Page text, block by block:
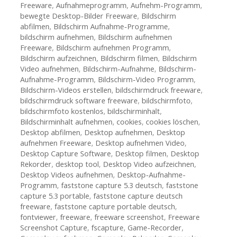
Freeware, Aufnahmeprogramm, Aufnehm-Programm,
bewegte Desktop-Bilder Freeware, Bildschirm
abfilmen, Bildschirm Aufnahme-Programme,
bildschirm aufnehmen, Bildschirm aufnehmen
Freeware, Bildschirm aufnehmen Programm,
Bildschirm aufzeichnen, Bildschirm filmen, Bildschirm
Video aufnehmen, Bildschirm-Aufnahme, Bildschirm-
Aufnahme-Programm, Bildschirm-Video Programm,
Bildschirm-Videos erstellen, bildschirmdruck freeware,
bildschirmdruck software freeware, bildschirmfoto,
bildschirmfoto kostenlos, bildschirminhalt,
Bildschirminhalt aufnehmen, cookies, cookies löschen,
Desktop abfilmen, Desktop aufnehmen, Desktop
aufnehmen Freeware, Desktop aufnehmen Video,
Desktop Capture Software, Desktop filmen, Desktop
Rekorder, desktop tool, Desktop Video aufzeichnen,
Desktop Videos aufnehmen, Desktop-Aufnahme-
Programm, faststone capture 5.3 deutsch, faststone
capture 5.3 portable, faststone capture deutsch
freeware, faststone capture portable deutsch,
fontviewer, freeware, freeware screenshot, Freeware
Screenshot Capture, fscapture, Game-Recorder,